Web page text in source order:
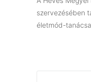
szervezésében
életmód-